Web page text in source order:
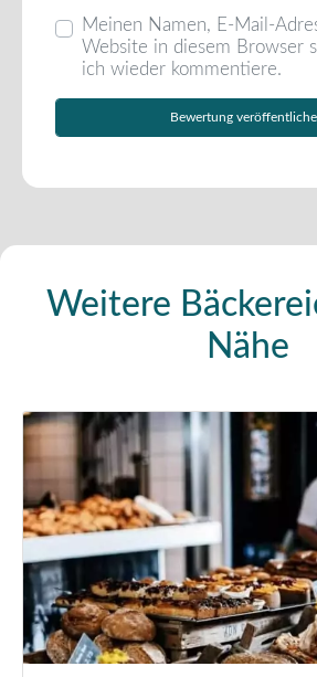
Meinen Namen, E-Mail-
Website in diesem Browser
ich wieder kommentiere.
Weitere
Nähe